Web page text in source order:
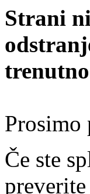
Strani
Prosimo
Če ste